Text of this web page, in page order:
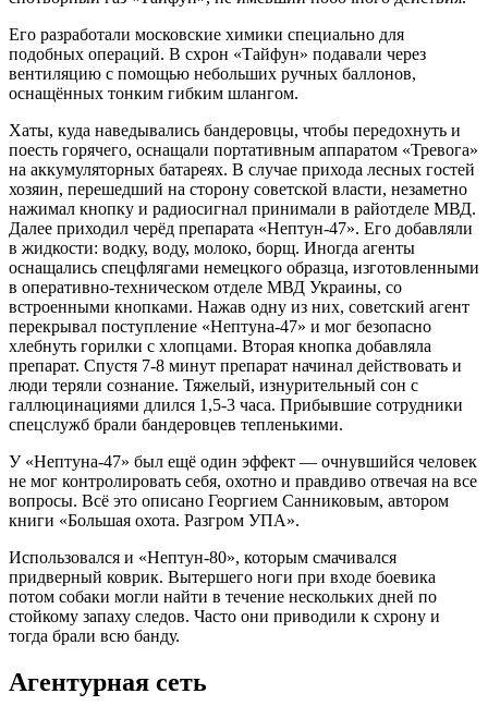
Его разработали московские химики специально для
подобных операций. В схрон «Тайфун» подавали через
вентиляцию с помощью небольших ручных баллонов,
оснащённых тонким гибким шлангом.
Хаты, куда наведывались бандеровцы, чтобы передохнуть и
поесть горячего, оснащали портативным аппаратом «Тревога»
на аккумуляторных батареях. В случае прихода лесных гостей
хозяин, перешедший на сторону советской власти, незаметно
нажимал кнопку и радиосигнал принимали в райотделе МВД.
Далее приходил черёд препарата «Нептун-47». Его добавляли
в жидкости: водку, воду, молоко, борщ. Иногда агенты
оснащались спецфлягами немецкого образца, изготовленными
в оперативно-техническом отделе МВД Украины, со
встроенными кнопками. Нажав одну из них, советский агент
перекрывал поступление «Нептуна-47» и мог безопасно
хлебнуть горилки с хлопцами. Вторая кнопка добавляла
препарат. Спустя 7-8 минут препарат начинал действовать и
люди теряли сознание. Тяжелый, изнурительный сон с
галлюцинациями длился 1,5-3 часа. Прибывшие сотрудники
спецслужб брали бандеровцев тепленькими.
У «Нептуна-47» был ещё один эффект — очнувшийся человек
не мог контролировать себя, охотно и правдиво отвечая на все
вопросы. Всё это описано Георгием Санниковым, автором
книги «Большая охота. Разгром УПА».
Использовался и «Нептун-80», которым смачивался
придверный коврик. Вытершего ноги при входе боевика
потом собаки могли найти в течение нескольких дней по
стойкому запаху следов. Часто они приводили к схрону и
тогда брали всю банду.
Агентурная сеть